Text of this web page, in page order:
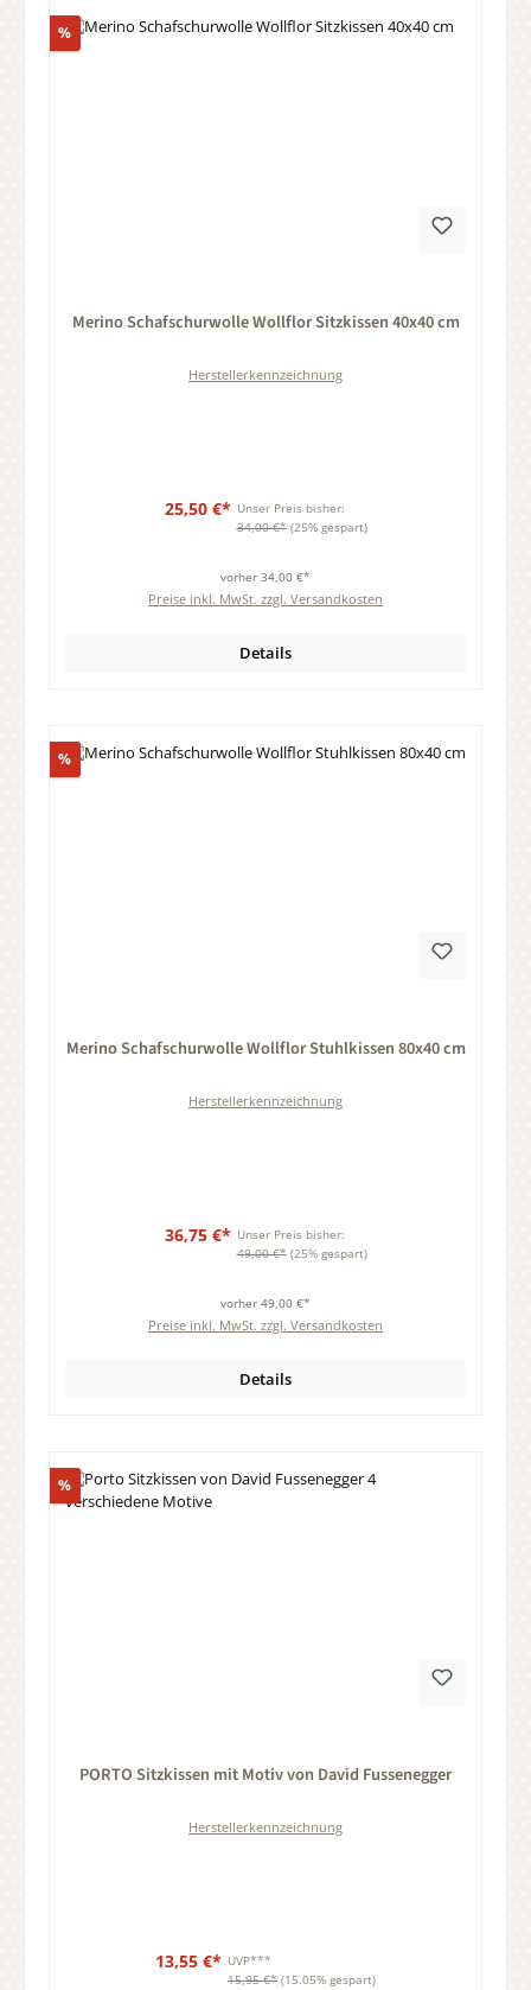
%Rabatt
Merino Schafschurwolle Wollflor Sitzkissen 40x40 cm
Herstellerkennzeichnung
25,50 €* Unser Preis bisher:
34,00 €* (25% gespart)
vorher 34,00 €*
Preise inkl. MwSt. zzgl. Versandkosten
Details
%Rabatt
Merino Schafschurwolle Wollflor Stuhlkissen 80x40 cm
Herstellerkennzeichnung
36,75 €* Unser Preis bisher:
49,00 €* (25% gespart)
vorher 49,00 €*
Preise inkl. MwSt. zzgl. Versandkosten
Details
%Rabatt
PORTO Sitzkissen mit Motiv von David Fussenegger
Herstellerkennzeichnung
13,55 €* UVP***
15,95 €* (15.05% gespart)